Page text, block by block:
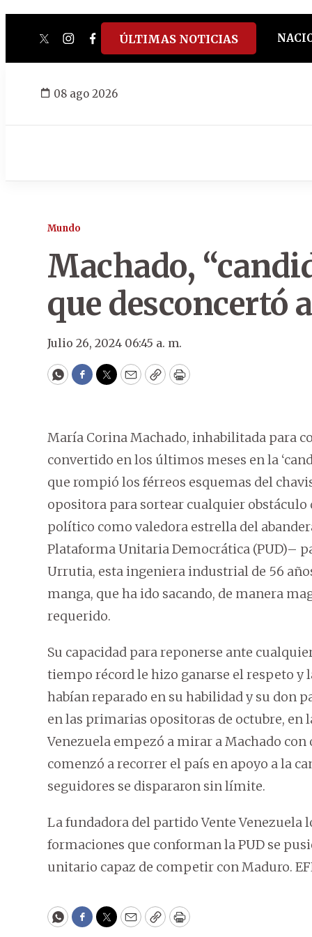
twitterinstagram
facebook
tiktokyoutube
spotify
ÚLTIMAS NOTICIAS
08 ago 2026
Mundo
Machado,
que desconcertó
Julio 26, 2024 06:45 a. m.
WhatsApp
Facebook
Twitter
EmailCopyPrint
María Corina Machado, inhabilitada para
convertido en los últimos meses en la
que rompió los férreos esquemas del
opositora para sortear cualquier
político como valedora estrella del
Plataforma Unitaria Democrática (PUD)–
Urrutia, esta ingeniera industrial de 56
manga, que ha ido sacando, de manera
requerido.
Su capacidad para reponerse ante
tiempo récord le hizo ganarse el respeto
habían reparado en su habilidad y su don
en las primarias opositoras de octubre, en
Venezuela empezó a mirar a Machado
comenzó a recorrer el país en apoyo a la
seguidores se dispararon sin límite.
La fundadora del partido Vente Venezuela
formaciones que conforman la PUD se
unitario capaz de competir con Maduro.
WhatsApp
Facebook
Twitter
EmailCopyPrint